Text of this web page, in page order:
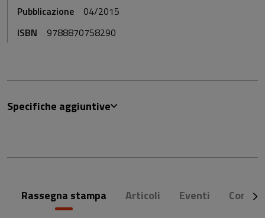
Pubblicazione
04/2015
ISBN
9788870758290
Specifiche aggiuntive
Rassegna stampa Articoli Eventi